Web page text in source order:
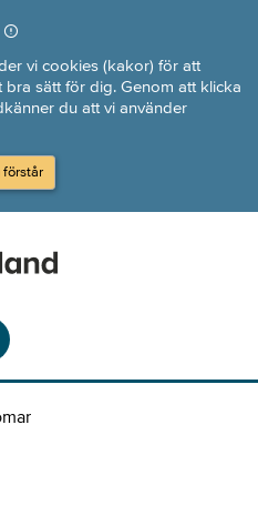
vi cookies (kakor) för att
sätt för dig. Genom att klicka
du att vi använder
förstår